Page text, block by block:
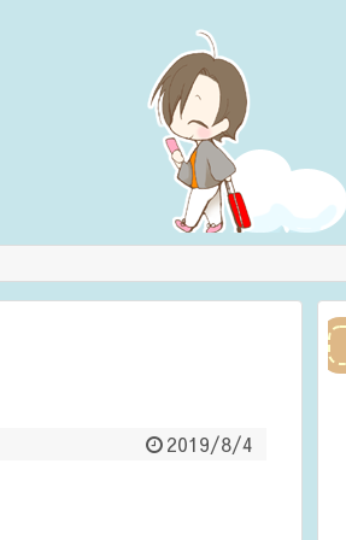
2019/8/4